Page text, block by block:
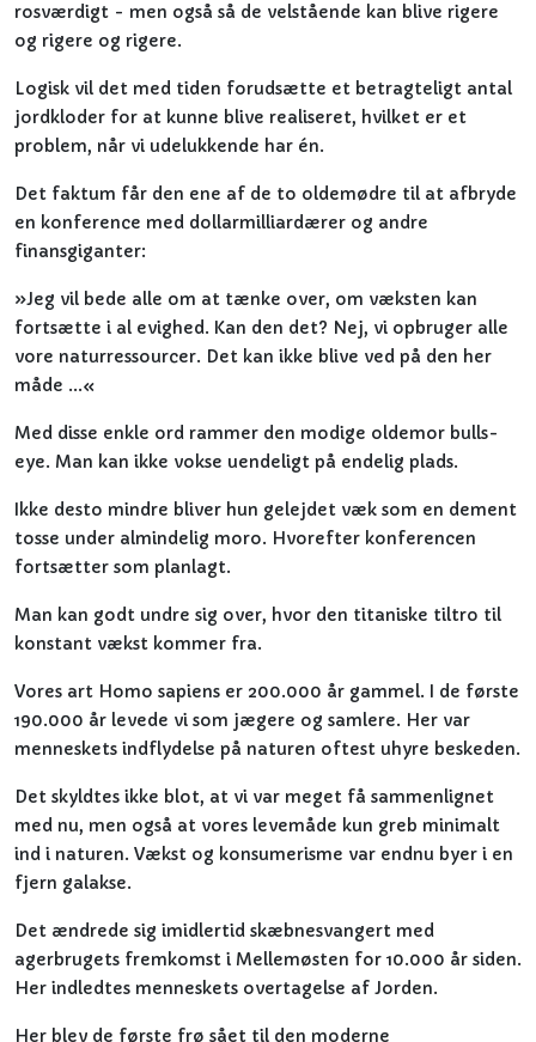
rosværdigt - men også så de velstående kan blive rigere
og rigere og rigere.
Logisk vil det med tiden forudsætte et betragteligt antal
jordkloder for at kunne blive realiseret, hvilket er et
problem, når vi udelukkende har én.
Det faktum får den ene af de to oldemødre til at afbryde
en konference med dollarmilliardærer og andre
finansgiganter:
»Jeg vil bede alle om at tænke over, om væksten kan
fortsætte i al evighed. Kan den det? Nej, vi opbruger alle
vore naturressourcer. Det kan ikke blive ved på den her
måde ...«
Med disse enkle ord rammer den modige oldemor bulls-
eye. Man kan ikke vokse uendeligt på endelig plads.
Ikke desto mindre bliver hun gelejdet væk som en dement
tosse under almindelig moro. Hvorefter konferencen
fortsætter som planlagt.
Man kan godt undre sig over, hvor den titaniske tiltro til
konstant vækst kommer fra.
Vores art Homo sapiens er 200.000 år gammel. I de første
190.000 år levede vi som jægere og samlere. Her var
menneskets indflydelse på naturen oftest uhyre beskeden.
Det skyldtes ikke blot, at vi var meget få sammenlignet
med nu, men også at vores levemåde kun greb minimalt
ind i naturen. Vækst og konsumerisme var endnu byer i en
fjern galakse.
Det ændrede sig imidlertid skæbnesvangert med
agerbrugets fremkomst i Mellemøsten for 10.000 år siden.
Her indledtes menneskets overtagelse af Jorden.
Her blev de første frø sået til den moderne